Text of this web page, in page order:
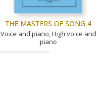
THE MASTERS OF SONG 4
Voice and piano, High voice and
piano